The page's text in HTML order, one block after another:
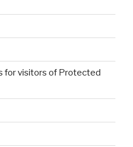
for visitors of Protected